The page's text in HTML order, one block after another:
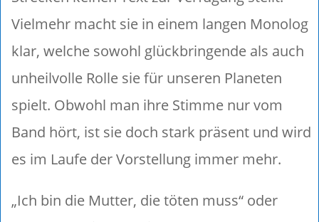
Vielmehr macht sie in einem langen Monolog
klar, welche sowohl glückbringende als auch
unheilvolle Rolle sie für unseren Planeten
spielt. Obwohl man ihre Stimme nur vom
Band hört, ist sie doch stark präsent und wird
es im Laufe der Vorstellung immer mehr.
„Ich bin die Mutter, die töten muss“ oder